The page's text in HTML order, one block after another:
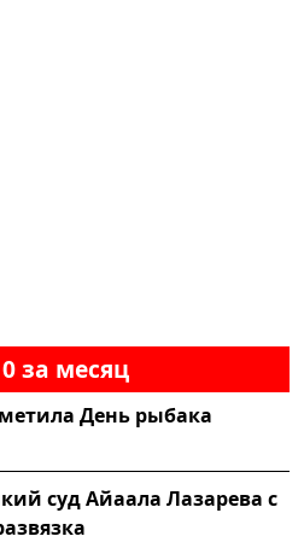
за месяц
День рыбака
суд Айаала Лазарева с